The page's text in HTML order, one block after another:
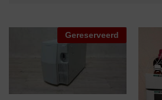
Gereserveerd